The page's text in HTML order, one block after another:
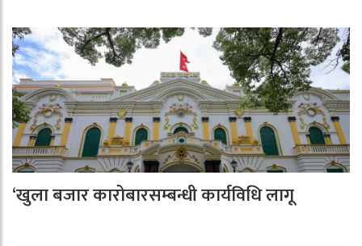
‘खुला बजार कारोबारसम्बन्धी कार्यविधि लागू